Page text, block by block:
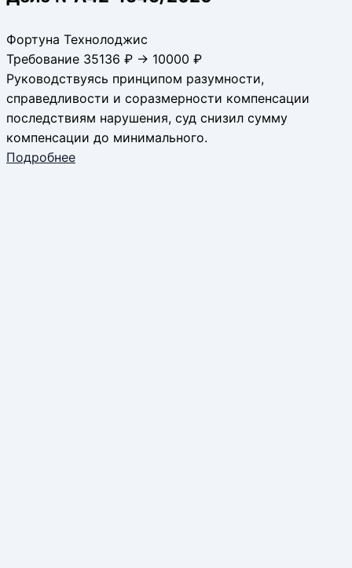
Фортуна Технолоджис
Требование 35136 ₽ → 10000 ₽
Руководствуясь принципом разумности,
справедливости и соразмерности компенсации
последствиям нарушения, суд снизил сумму
компенсации до минимального.
Подробнее